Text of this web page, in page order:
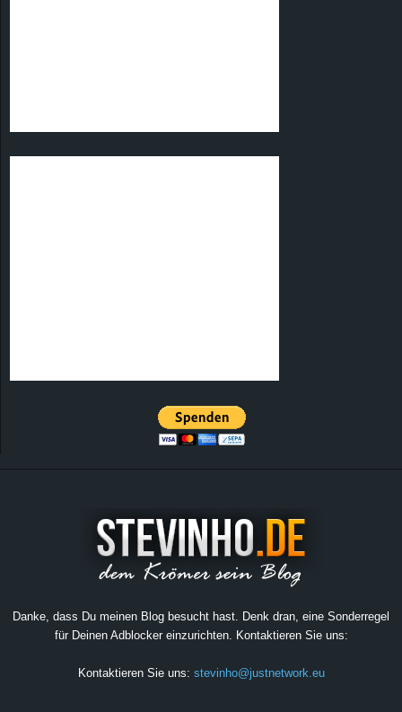
Danke, dass Du meinen Blog besucht hast. Denk dran, eine Sonderregel
für Deinen Adblocker einzurichten. Kontaktieren Sie uns:
Kontaktieren Sie uns: stevinho@justnetwork.eu